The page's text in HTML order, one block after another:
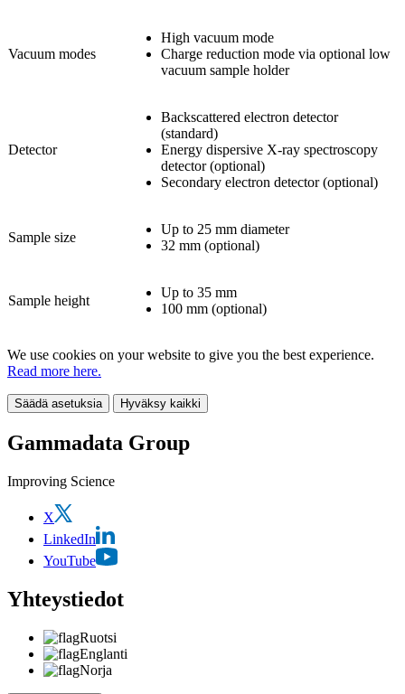
Vacuum modes
High vacuum mode
Charge reduction mode via optional low
vacuum sample holder
Detector
Backscattered electron detector
(standard)
Energy dispersive X-ray spectroscopy
detector (optional)
Secondary electron detector (optional)
Sample size
Up to 25 mm diameter
32 mm (optional)
Sample height
Up to 35 mm
100 mm (optional)
We use cookies on your website to give you the best experience.
Read more here.
Säädä asetuksia Hyväksy kaikki
Gammadata Group
Improving Science
X
LinkedIn
YouTube
Yhteystiedot
Ruotsi
Englanti
Norja